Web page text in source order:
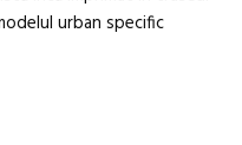
urban specific